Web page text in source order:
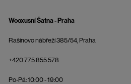
Wooxusní Šatna - Praha
Rašínovo nábřeží 385/54, Praha
+420 775 855 578
Po-Pá: 10:00 - 19:00